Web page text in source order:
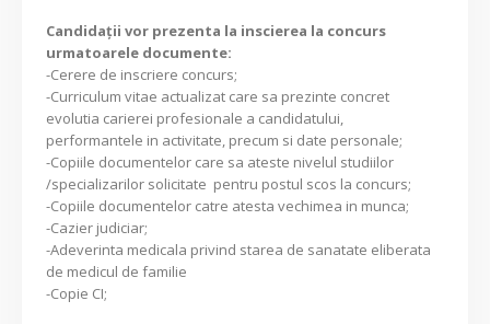
Candidaţii vor prezenta la inscierea la concurs
urmatoarele documente:
-Cerere de inscriere concurs;
-Curriculum vitae actualizat care sa prezinte concret
evolutia carierei profesionale a candidatului,
performantele in activitate, precum si date personale;
-Copiile documentelor care sa ateste nivelul studiilor
/specializarilor solicitate pentru postul scos la concurs;
-Copiile documentelor catre atesta vechimea in munca;
-Cazier judiciar;
-Adeverinta medicala privind starea de sanatate eliberata
de medicul de familie
-Copie CI;